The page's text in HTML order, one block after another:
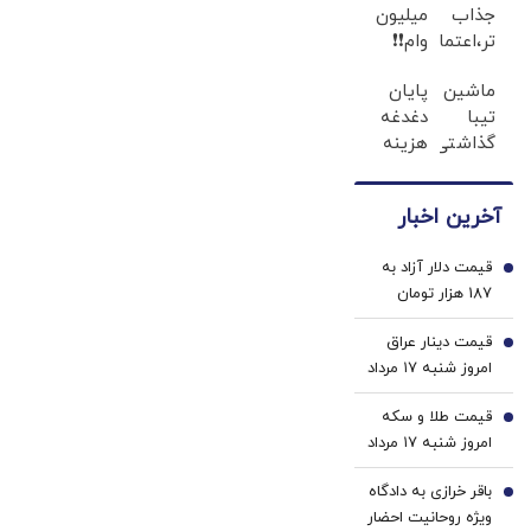
هستیم/ اگر
کسی به سران
قوا توهین کند
مگر طبق قانون
قوه قضائیه
جذاب
تر،اعتمادبنفس
تا
امشب)
میلیون
وام❗❗
احراز
هویت
ماشین
تیبا
گذاشتی
؟ اینجا
و راحت
بفروش
پایان
دغدغه
هزینه
پزشکی
سفید
کننده
خانگی
آخرین اخبار
قیمت دلار آزاد به
187 هزار تومان
رسید
1
قیمت دینار عراق
امروز شنبه ۱۷ مرداد
1405/ افزایش
قیمت دینار
2
قیمت طلا و سکه
امروز شنبه ۱۷ مرداد
۱۴۰۵/افزایش
قیمت طلا و سکه
3
باقر خرازی به دادگاه
ویژه روحانیت احضار
4